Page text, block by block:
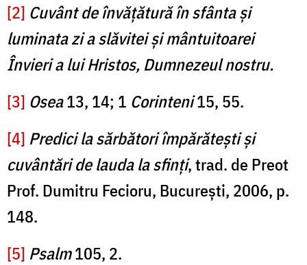
[2] Cuvânt de învățătură în sfânta și
luminata zi a slăvitei și mântuitoarei
Învieri a lui Hristos, Dumnezeul nostru.
[3] Osea13, 14; 1 Corinteni15, 55.
[4] Predici la sărbători împărătești și
cuvântări de lauda la sfinți, trad. de Preot
Prof. Dumitru Fecioru, București, 2006, p.
148.
[5] Psalm105, 2.